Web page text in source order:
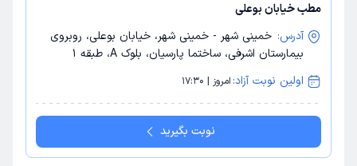
مطب خیابان بوعلی
آدرس: خمینی شهر - خمینی شهر، خیابان بوعلی، روبروی
بیمارستان اشرفی، ساختما پارسیان، بلوک A، طبقه 1
اولین نوبت آزاد: امروز | 17:30
نوبت بگیرید